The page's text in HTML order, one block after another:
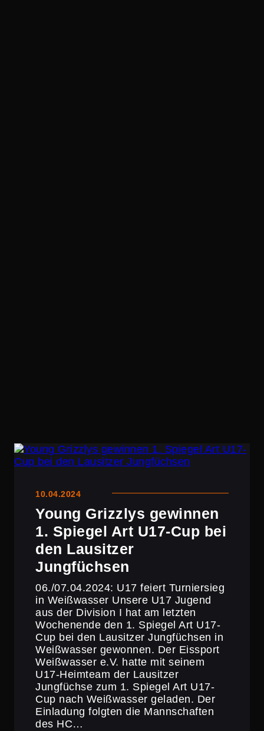
10.04.2024
Young Grizzlys gewinnen
1. Spiegel Art U17-Cup bei
den Lausitzer
Jungfüchsen
06./07.04.2024: U17 feiert Turnier­sieg
in Weißwasser Unsere U17 Jugend
aus der Division I hat am letzten
Wochen­ende den 1. Spiegel Art U17-
Cup bei den Lausitzer Jungfüchsen in
Weißwasser gewonnen. Der Eissport
Weißwasser e.V. hatte mit seinem
U17-Heimteam der Lausitzer
Jungfüchse zum 1. Spiegel Art U17-
Cup nach Weißwasser geladen. Der
Einladung folgten die Mannschaften
des HC…